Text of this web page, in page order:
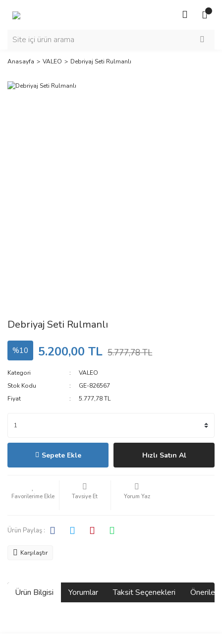
Anasayfa VALEO Debriyaj Seti Rulmanlı
Debriyaj Seti Rulmanlı
%10 5.200,00 TL 5.777,78 TL
Kategori
VALEO
Stok Kodu
GE-826567
Fiyat
5.777,78 TL
Sepete Ekle Hızlı Satın Al
Tavsiye Et Yorum Yaz
Ürün Paylaş :
Karşılaştır
Ürün Bilgisi Yorumlar Taksit Seçenekleri